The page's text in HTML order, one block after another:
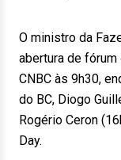
O ministro da
abertura de
CNBC às 9h30,
do BC, Diogo
Rogério Ceron
Day.